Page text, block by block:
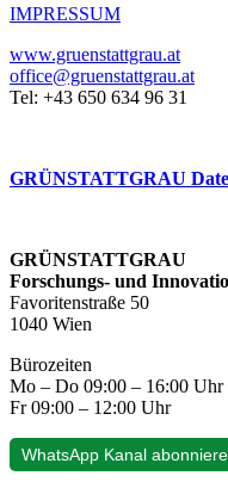
IMPRESSUM
www.gruenstattgrau.at
office@gruenstattgrau.at
Tel: +43 650 634 96 31
GRÜNSTATTGRAU
GRÜNSTATTGRAU
Forschungs- und
Favoritenstraße 50
1040 Wien
Bürozeiten
Mo – Do 09:00 – 16:00 Uhr
Fr 09:00 – 12:00 Uhr
WhatsApp Kanal